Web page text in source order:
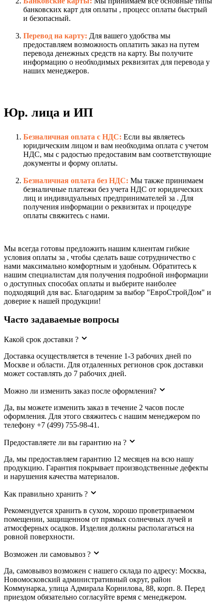
банковских карт для оплаты , процесс оплаты быстрый
и безопасный.
Перевод на карту: Для вашего удобства мы
предоставляем возможность оплатить заказ на путем
перевода денежных средств на карту. Вы получите
информацию о необходимых реквизитах для перевода у
наших менеджеров.
Юр. лица и ИП
Безналичная оплата с НДС: Если вы являетесь
юридическим лицом и вам необходима оплата с учетом
НДС, мы с радостью предоставим вам соответствующие
документы и форму оплаты.
Безналичная оплата без НДС: Мы также принимаем
безналичные платежи без учета НДС от юридических
лиц и индивидуальных предпринимателей за . Для
получения информации о реквизитах и процедуре
оплаты свяжитесь с нами.
Мы всегда готовы предложить нашим клиентам гибкие
условия оплаты за , чтобы сделать ваше сотрудничество с
нами максимально комфортным и удобным. Обратитесь к
нашим специалистам для получения подробной информации
о доступных способах оплаты и выберите наиболее
подходящий для вас. Благодарим за выбор "ЕвроСтройДом" и
доверие к нашей продукции!
Часто задаваемые вопросы
Какой срок доставки ?
Доставка осуществляется в течение 1-3 рабочих дней по
Москве и области. Для отдаленных регионов срок доставки
может составлять до 7 рабочих дней.
Можно ли изменить заказ после оформления?
Да, вы можете изменить заказ в течение 2 часов после
оформления. Для этого свяжитесь с нашим менеджером по
телефону +7 (499) 755-98-41.
Предоставляете ли вы гарантию на ?
Да, мы предоставляем гарантию 12 месяцев на всю нашу
продукцию. Гарантия покрывает производственные дефекты
и нарушения качества материалов.
Как правильно хранить ?
Рекомендуется хранить в сухом, хорошо проветриваемом
помещении, защищенном от прямых солнечных лучей и
атмосферных осадков. Изделия должны располагаться на
ровной поверхности.
Возможен ли самовывоз ?
Да, самовывоз возможен с нашего склада по адресу: Москва,
Новомосковский административный округ, район
Коммунарка, улица Адмирала Корнилова, 88, корп. 8. Перед
приездом обязательно согласуйте время с менеджером.